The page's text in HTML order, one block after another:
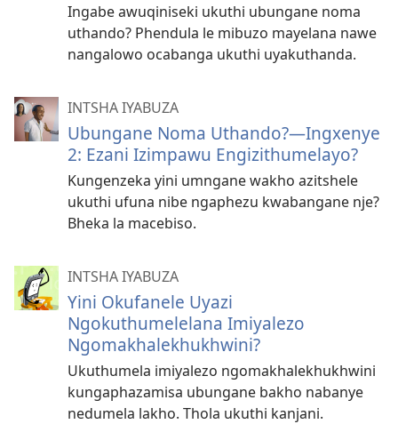
Ingabe awuqiniseki ukuthi ubungane noma
uthando? Phendula le mibuzo mayelana nawe
nangalowo ocabanga ukuthi uyakuthanda.
INTSHA IYABUZA
Ubungane Noma Uthando?—Ingxenye
2: Ezani Izimpawu Engizithumelayo?
Kungenzeka yini umngane wakho azitshele
ukuthi ufuna nibe ngaphezu kwabangane nje?
Bheka la macebiso.
INTSHA IYABUZA
Yini Okufanele Uyazi
Ngokuthumelelana Imiyalezo
Ngomakhale­khukhwini?
Ukuthumela imiyalezo ngomakhale­khukhwini
kungaphazamisa ubungane bakho nabanye
nedumela lakho. Thola ukuthi kanjani.